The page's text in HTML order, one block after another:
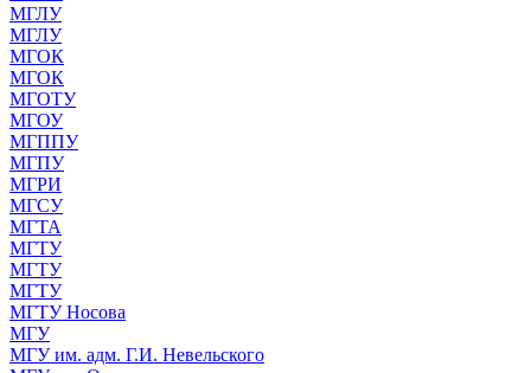
МГЛУ
МГЛУ
МГОК
МГОК
МГОТУ
МГОУ
МГППУ
МГПУ
МГРИ
МГСУ
МГТА
МГТУ
МГТУ
МГТУ
МГТУ Носова
МГУ
МГУ им. адм. Г.И. Невельского